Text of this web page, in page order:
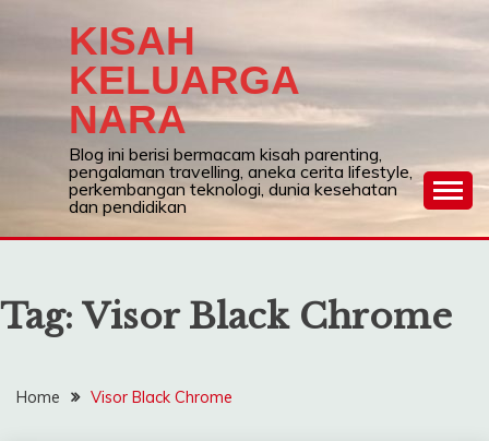
KISAH
KELUARGA
NARA
Blog ini berisi bermacam kisah parenting,
pengalaman travelling, aneka cerita lifestyle,
perkembangan teknologi, dunia kesehatan
dan pendidikan
Tag: Visor Black Chrome
Home Visor Black Chrome